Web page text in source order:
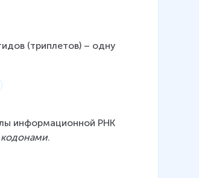
(три­пле­тов) – одну
ин­фор­ма­ци­он­ной РНК
ко­до­на­ми.